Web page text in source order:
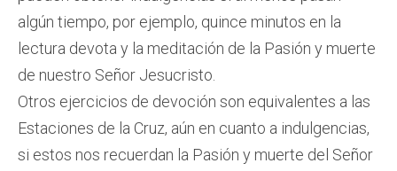
algún tiempo, por ejemplo, quince minutos en la
lectura devota y la meditación de la Pasión y muerte
de nuestro Señor Jesucristo.
Otros ejercicios de devoción son equivalentes a las
Estaciones de la Cruz, aún en cuanto a indulgencias,
si estos nos recuerdan la Pasión y muerte del Señor